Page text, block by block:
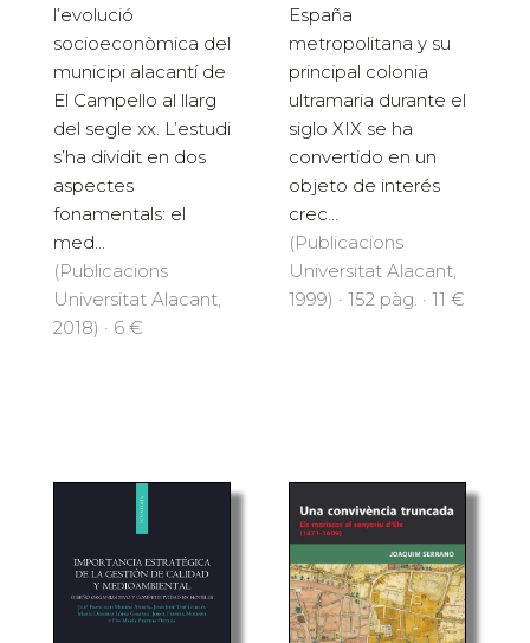
l’evolució
socioeconòmica del
municipi alacantí de
El Campello al llarg
del segle xx. L’estudi
s’ha dividit en dos
aspectes
fonamentals: el
med...
(Publicacions
Universitat Alacant,
2018) · 6 €
España
metropolitana y su
principal colonia
ultramaria durante el
siglo XIX se ha
convertido en un
objeto de interés
crec...
(Publicacions
Universitat Alacant,
1999) · 152 pàg. · 11 €